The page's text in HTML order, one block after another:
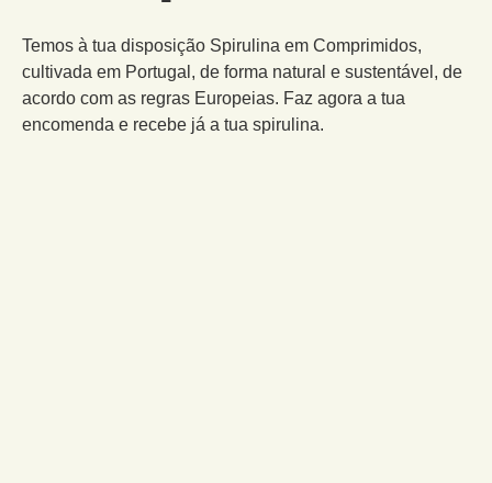
Temos à tua disposição Spirulina em Comprimidos,
cultivada em Portugal, de forma natural e sustentável, de
acordo com as regras Europeias. Faz agora a tua
encomenda e recebe já a tua spirulina.